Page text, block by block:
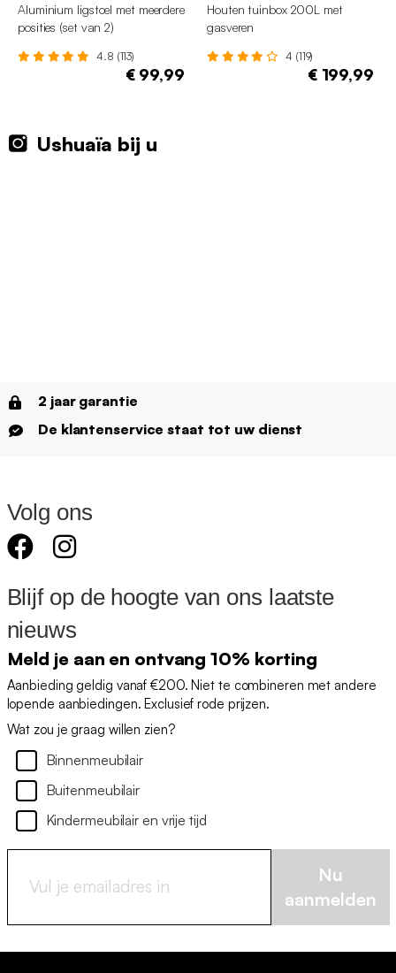
Aluminium ligstoel met meerdere
posities (set van 2)
4.8 (113)
€ 99,99
Houten tuinbox 200L met
gasveren
4 (119)
€ 199,99
Ushuaïa bij u
2 jaar garantie
De klantenservice staat tot uw dienst
Volg ons
Blijf op de hoogte van ons laatste
nieuws
Meld je aan en ontvang 10% korting
Aanbieding geldig vanaf €200. Niet te combineren met andere
lopende aanbiedingen. Exclusief rode prijzen.
Wat zou je graag willen zien?
Binnenmeubilair
Buitenmeubilair
Kindermeubilair en vrije tijd
Nu
aanmelden